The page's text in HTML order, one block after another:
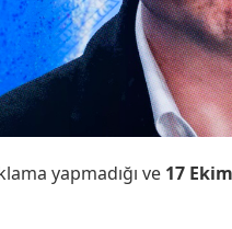
yapmadığı ve 17